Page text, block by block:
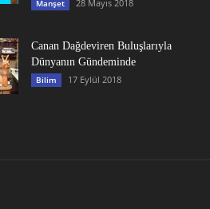
Manşet 28 Mayıs 2018
Canan Dağdeviren Buluşlarıyla
Dünyanın Gündeminde
Bilim 17 Eylül 2018